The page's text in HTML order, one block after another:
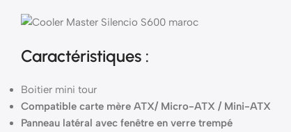
Caractéristiques :
Boitier mini tour
Compatible carte mère ATX/ Micro-ATX / Mini-ATX
Panneau latéral avec fenêtre en verre trempé